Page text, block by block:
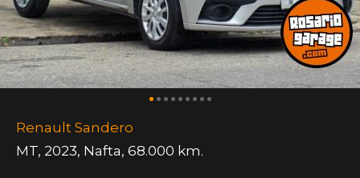
Renault Sandero
MT, 2023, Nafta, 68.000 km.